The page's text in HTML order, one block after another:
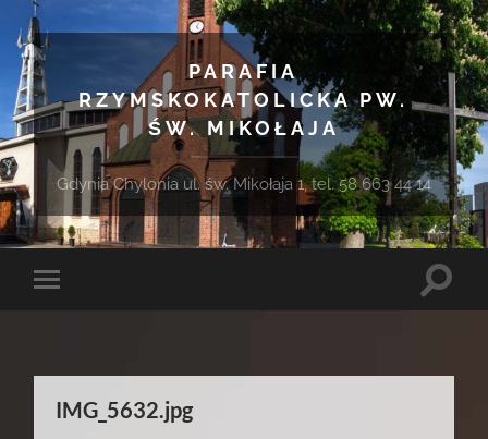
PARAFIA
RZYMSKOKATOLICKA PW.
ŚW. MIKOŁAJA
Gdynia Chylonia ul. św. Mikołaja 1, tel. 58 663 44 14
Toggle
Toggle
IMG_5632.jpg